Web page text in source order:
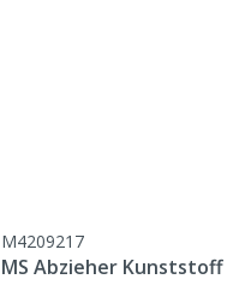
M4209217
MS Abzieher Kunststoff